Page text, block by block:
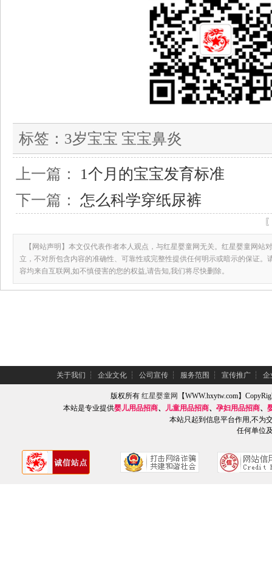
标签： 3岁宝宝 宝宝鼻炎
上一篇： 1个月的宝宝发育标准
下一篇： 怎么科学穿纸尿裤
【网站声明】本文仅代表作者本人观点，与红星婴童网无关。红星婴童网站
立，不对所包含内容的准确性、可靠性或完整性提供任何明示或暗示的保证。
容均来自互联网,如不慎侵害的您的权益,请告知,我们将尽快删除。
关于我们 ┆ 企业文化 ┆ 公司宣传 ┆ 服务范围 ┆ 宣传推广 ┆ 企
版权所有红星婴童网
【WWW.hxytw.com】
本站是专业提供婴儿用品招商、 儿童用品招商、 孕妇用品招商、
本站只起到信息平台作用,不为
任何单位